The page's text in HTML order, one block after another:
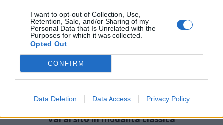
I want to opt-out of Collection, Use,
Retention, Sale, and/or Sharing of my
Personal Data that Is Unrelated with the
Purposes for which it was collected.
Opted Out
CONFIRM
Data Deletion Data Access Privacy Policy
Vai al sito in modalità classica